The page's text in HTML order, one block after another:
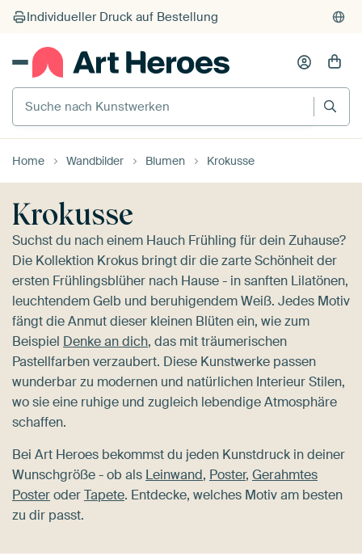
Suche nach Kunstwerken
Home Wandbilder Blumen Krokusse
Krokusse
Suchst du nach einem Hauch Frühling für dein Zuhause?
Die Kollektion Krokus bringt dir die zarte Schönheit der
ersten Frühlingsblüher nach Hause - in sanften Lilatönen,
leuchtendem Gelb und beruhigendem Weiß. Jedes Motiv
fängt die Anmut dieser kleinen Blüten ein, wie zum
Beispiel Denke an dich, das mit träumerischen
Pastellfarben verzaubert. Diese Kunstwerke passen
wunderbar zu modernen und natürlichen Interieur Stilen,
wo sie eine ruhige und zugleich lebendige Atmosphäre
schaffen.
Bei Art Heroes bekommst du jeden Kunstdruck in deiner
Wunschgröße - ob als Leinwand, Poster, Gerahmtes
PosteroderTapete. Entdecke, welches Motiv am besten
zu dir passt.